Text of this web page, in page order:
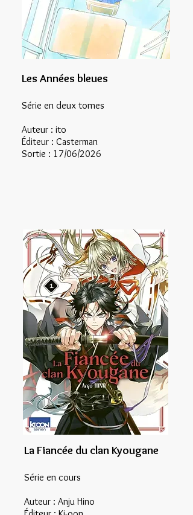
Les Années bleues
Série en deux tomes
Auteur : ito
Éditeur : Casterman
Sortie : 17/06/2026
La Fiancée du clan Kyougane
Série en cours
Auteur : Anju Hino